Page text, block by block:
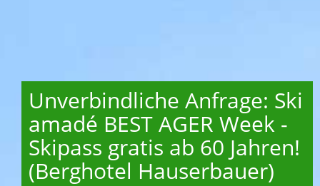
Unverbindliche Anfrage: Ski
amadé BEST AGER Week -
Skipass gratis ab 60 Jahren!
(Berghotel Hauserbauer)